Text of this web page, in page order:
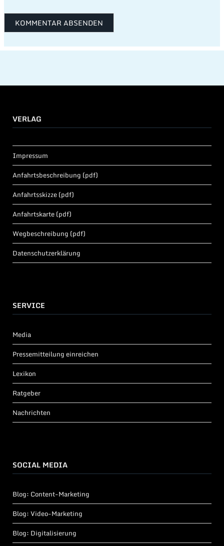
VERLAG
Impressum
Anfahrtsbeschreibung (pdf)
Anfahrtsskizze (pdf)
Anfahrtskarte (pdf)
Wegbeschreibung (pdf)
Datenschutzerklärung
SERVICE
Media
Pressemitteilung einreichen
Lexikon
Ratgeber
Nachrichten
SOCIAL MEDIA
Blog: Content-Marketing
Blog: Video-Marketing
Blog: Digitalisierung